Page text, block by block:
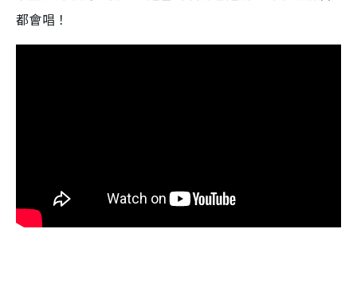
都會唱！